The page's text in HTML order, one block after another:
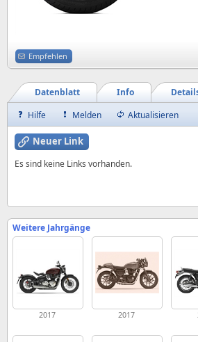
Empfehlen
Info
Datenblatt
Hilfe
Melden Aktualisieren
Neuer Link
Es sind keine Links vorhanden.
Weitere Jahrgänge
2017 2017